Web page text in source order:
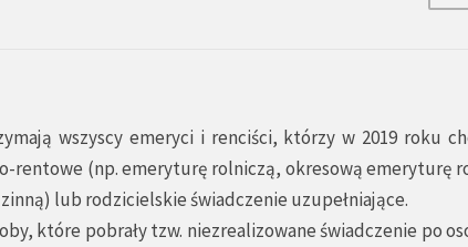
wszyscy emeryci i renciści, którzy w 2019 roku
rentowe (np. emeryturę rolniczą, okresową emeryturę
lub rodzicielskie świadczenie uzupełniające.
które pobrały tzw. niezrealizowane świadczenie po